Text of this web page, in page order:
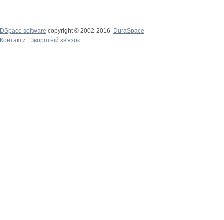
DSpace software copyright © 2002-2016
DuraSpace
Контакти
Зворотній зв'язок